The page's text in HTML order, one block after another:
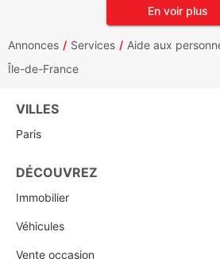
En voir plus
Annonces Services
Aide aux
Île-de-France
VILLES
Paris
DÉCOUVREZ
Immobilier
Véhicules
Vente occasion